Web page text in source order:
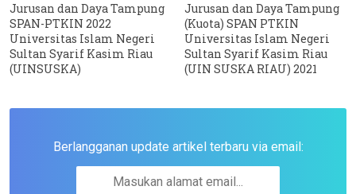
Jurusan dan Daya Tampung
SPAN-PTKIN 2022
Universitas Islam Negeri
Sultan Syarif Kasim Riau
(UINSUSKA)
Jurusan dan Daya Tampung
(Kuota) SPAN PTKIN
Universitas Islam Negeri
Sultan Syarif Kasim Riau
(UIN SUSKA RIAU) 2021
Berlangganan update artikel terbaru via email: